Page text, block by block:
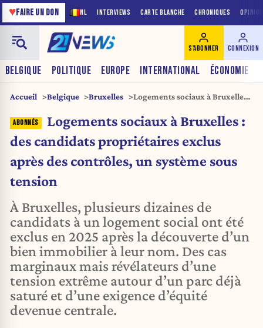
NL INTERVIEWS CARTE BLANCHE CHRONIQUES
♥FAIRE UN DON
BELGIQUE POLITIQUE EUROPE INTERNATIONAL ÉCONOMIE
S'ABONNER CONNEXION
Accueil Belgique Bruxelles
Logements sociaux à Bruxelles :
exclus après des contrôles, un
système sous tension
Logements sociaux à Bruxelles :
des candidats propriétaires exclus
après des contrôles, un système sous
tension
À Bruxelles, plusieurs dizaines de
candidats à un logement social ont été
exclus en 2025 après la découverte d’un
bien immobilier à leur nom. Des cas
marginaux mais révélateurs d’une
tension extrême autour d’un parc déjà
saturé et d’une exigence d’équité
devenue centrale.